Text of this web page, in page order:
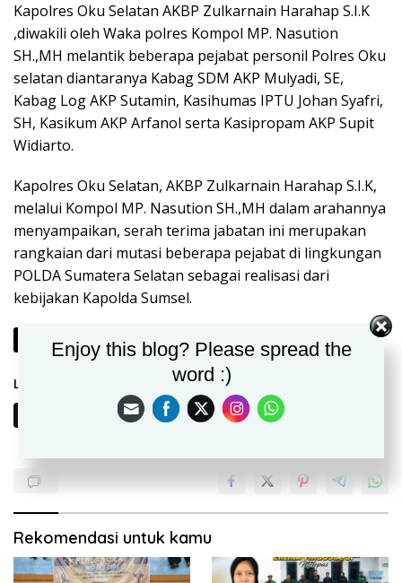
Kapolres Oku Selatan AKBP Zulkarnain Harahap S.I.K
,diwakili oleh Waka polres Kompol MP. Nasution
SH.,MH melantik beberapa pejabat personil Polres Oku
selatan diantaranya Kabag SDM AKP Mulyadi, SE,
Kabag Log AKP Sutamin, Kasihumas IPTU Johan Syafri,
SH, Kasikum AKP Arfanol serta Kasipropam AKP Supit
Widiarto.
Kapolres Oku Selatan, AKBP Zulkarnain Harahap S.I.K,
melalui Kompol MP. Nasution SH.,MH dalam arahannya
menyampaikan, serah terima jabatan ini merupakan
rangkaian dari mutasi beberapa pejabat di lingkungan
POLDA Sumatera Selatan sebagai realisasi dari
kebijakan Kapolda Sumsel.
Berikutnya
Laman:
Rekomendasi untuk kamu
Enjoy this blog? Please spread the
word :)